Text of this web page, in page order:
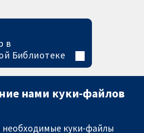
в
Библиотеке
нами куки-файлов
необходимые куки-файлы